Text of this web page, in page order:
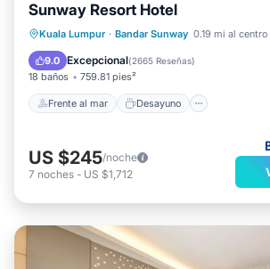
Sunway Resort Hotel
Kuala Lumpur · Bandar Sunway 0.19 mi al centro
9.0 Excepcional(2665 Reseñas)
18 baños 759.81 pies²
Frente al mar Desayuno
Frente al mar
Desayuno
Aparcamiento
Piscina
US $245/noche
7 noches - US $1,712